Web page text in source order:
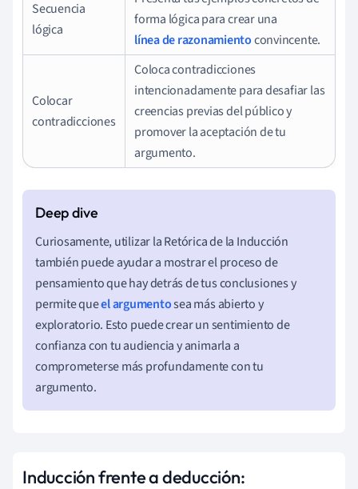
Secuencia
lógica
forma lógica para crear una
línea de razonamientoconvincente.
Colocar
contradicciones
Coloca contradicciones
intencionadamente para desafiar las
creencias previas del público y
promover la aceptación de tu
argumento.
Curiosamente, utilizar la Retórica de la Inducción
también puede ayudar a mostrar el proceso de
pensamiento que hay detrás de tus conclusiones y
permite queel argumentosea más abierto y
exploratorio. Esto puede crear un sentimiento de
confianza con tu audiencia y animarla a
comprometerse más profundamente con tu
argumento.
Inducción frente a deducción: